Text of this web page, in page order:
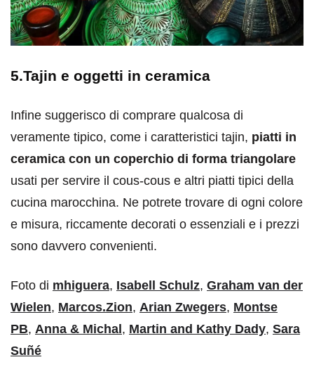
5.Tajin e oggetti in ceramica
Infine suggerisco di comprare qualcosa di
veramente tipico, come i caratteristici tajin, piatti in
ceramica con un coperchio di forma triangolare
usati per servire il cous-cous e altri piatti tipici della
cucina marocchina. Ne potrete trovare di ogni colore
e misura, riccamente decorati o essenziali e i prezzi
sono davvero convenienti.
Foto di mhiguera, Isabell Schulz, Graham van der
Wielen, Marcos.Zion, Arian Zwegers, Montse
PB, Anna & Michal, Martin and Kathy Dady, Sara
Suñé